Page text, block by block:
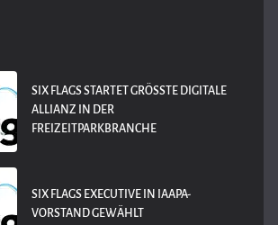
SIX FLAGS STARTET GRÖSSTE DIGITALE A
LLIANZ IN DER F
REIZEITPARKBRANCHE
SIX FLAGS EXECUTIVE IN IAAPA-
VORSTAND GEWÄHLT